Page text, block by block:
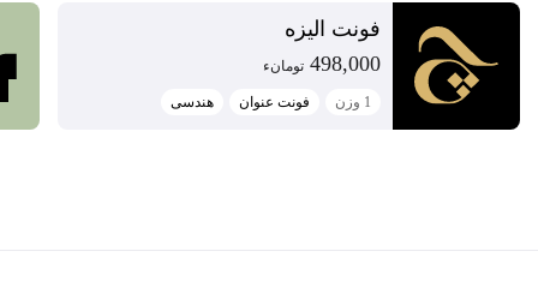
فونت الیزه
498,000 تومان‫ء‬‫
1 وزن فونت عنوان هندسی